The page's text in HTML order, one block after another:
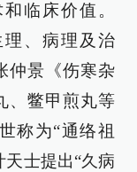
临床价值。
理、病理及治
仲景《伤寒杂
、鳖甲煎丸等
称为“通络祖
士提出“久病